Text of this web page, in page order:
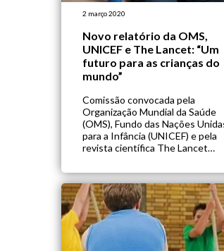
2 março 2020
Novo relatório da OMS,
UNICEF e The Lancet: “Um
futuro para as crianças do
mundo”
Comissão convocada pela
Organização Mundial da Saúde
(OMS), Fundo das Nações
para a Infância (UNICEF) e pela
revista científica The Lancet
para as crianças do mundo”. O
relatório adotou o novo índice
global de 180 países e comparou
o desenvolvimento das crianças,
incluindo bem-estar, saúde,
educação, nutrição,
sustentabilidade (emissão de